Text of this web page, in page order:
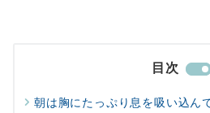
目次
朝は胸にたっぷり息を吸い込ん